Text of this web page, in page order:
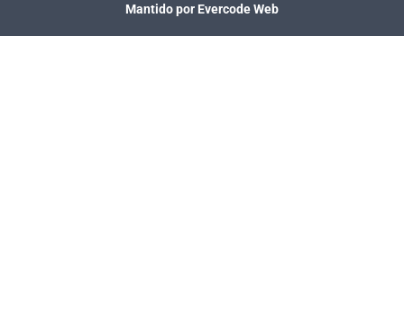
Mantido por Evercode Web